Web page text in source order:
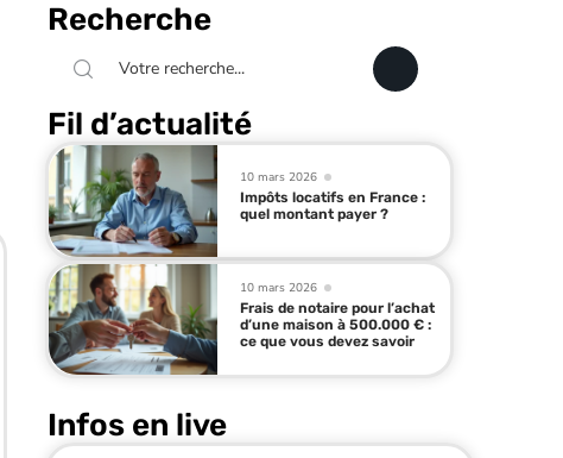
Recherche
Fil d’actualité
10 mars 2026
Impôts locatifs en France :
quel montant payer ?
10 mars 2026
Frais de notaire pour l’achat
d’une maison à 500.000 € :
ce que vous devez savoir
Infos en live